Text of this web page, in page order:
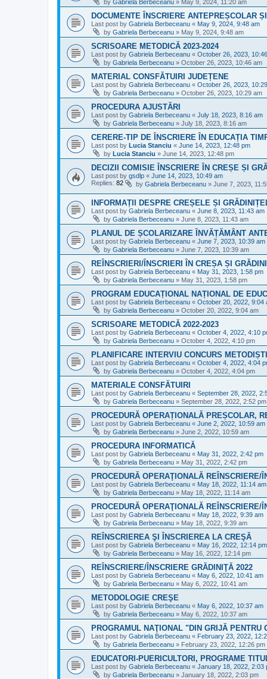
by Gabriela Berbeceanu » May 9, 2024, 11:20 am
DOCUMENTE ÎNSCRIERE ANTEPREȘCOLAR
Last post by Gabriela Berbeceanu « May 9, 2024, 9:48 am
by Gabriela Berbeceanu » May 9, 2024, 9:48 am
SCRISOARE METODICĂ 2023-2024
Last post by Gabriela Berbeceanu « October 26, 2023,
by Gabriela Berbeceanu » October 26, 2023, 10:46 am
MATERIAL CONSFĂTUIRI JUDEȚENE
Last post by Gabriela Berbeceanu « October 26, 2023,
by Gabriela Berbeceanu » October 26, 2023, 10:29 am
PROCEDURA AJUSTĂRI
Last post by Gabriela Berbeceanu « July 18, 2023, 8:16 am
by Gabriela Berbeceanu » July 18, 2023, 8:16 am
CERERE-TIP DE ÎNSCRIERE ÎN EDUCAȚIA
Last post by Lucia Stanciu « June 14, 2023, 12:48 pm
by Lucia Stanciu » June 14, 2023, 12:48 pm
DECIZII COMISIE ÎNSCRIERE ÎN CREȘE ȘI
Last post by gsdlp « June 14, 2023, 10:49 am
Replies: 82 by Gabriela Berbeceanu » June 7, 2023,
INFORMAȚII DESPRE CREȘELE ȘI
Last post by Gabriela Berbeceanu « June 8, 2023, 11:43 am
by Gabriela Berbeceanu » June 8, 2023, 11:43 am
PLANUL DE ȘCOLARIZARE ÎNVĂȚĂMÂNT
Last post by Gabriela Berbeceanu « June 7, 2023, 10:39 am
by Gabriela Berbeceanu » June 7, 2023, 10:39 am
REÎNSCRIERI/ÎNSCRIERI ÎN CREȘA ȘI
Last post by Gabriela Berbeceanu « May 31, 2023, 1:58 pm
by Gabriela Berbeceanu » May 31, 2023, 1:58 pm
PROGRAM EDUCAȚIONAL NAȚIONAL DE
Last post by Gabriela Berbeceanu « October 20, 2022, 9:04
by Gabriela Berbeceanu » October 20, 2022, 9:04 am
SCRISOARE METODICĂ 2022-2023
Last post by Gabriela Berbeceanu « October 4, 2022, 4:10
by Gabriela Berbeceanu » October 4, 2022, 4:10 pm
PLANIFICARE INTERVIU CONCURS
Last post by Gabriela Berbeceanu « October 4, 2022, 4:04
by Gabriela Berbeceanu » October 4, 2022, 4:04 pm
MATERIALE CONSFĂTUIRI
Last post by Gabriela Berbeceanu « September 28, 2022,
by Gabriela Berbeceanu » September 28, 2022, 2:52 pm
PROCEDURĂ OPERAȚIONALĂ PREȘCOLAR,
Last post by Gabriela Berbeceanu « June 2, 2022, 10:59 am
by Gabriela Berbeceanu » June 2, 2022, 10:59 am
PROCEDURA INFORMATICĂ
Last post by Gabriela Berbeceanu « May 31, 2022, 2:42 pm
by Gabriela Berbeceanu » May 31, 2022, 2:42 pm
PROCEDURĂ OPERAŢIONALĂ REÎNSCRIERE/
Last post by Gabriela Berbeceanu « May 18, 2022, 11:14 am
by Gabriela Berbeceanu » May 18, 2022, 11:14 am
PROCEDURĂ OPERAŢIONALĂ REÎNSCRIERE/
Last post by Gabriela Berbeceanu « May 18, 2022, 9:39 am
by Gabriela Berbeceanu » May 18, 2022, 9:39 am
REÎNSCRIEREA ŞI ÎNSCRIEREA LA CREŞĂ
Last post by Gabriela Berbeceanu « May 16, 2022, 12:14 pm
by Gabriela Berbeceanu » May 16, 2022, 12:14 pm
REÎNSCRIERE/ÎNSCRIERE GRĂDINIŢĂ 2022
Last post by Gabriela Berbeceanu « May 6, 2022, 10:41 am
by Gabriela Berbeceanu » May 6, 2022, 10:41 am
METODOLOGIE CREŞE
Last post by Gabriela Berbeceanu « May 6, 2022, 10:37 am
by Gabriela Berbeceanu » May 6, 2022, 10:37 am
PROGRAMUL NAŢIONAL "DIN GRIJĂ PENTRU
Last post by Gabriela Berbeceanu « February 23, 2022,
by Gabriela Berbeceanu » February 23, 2022, 12:26 pm
EDUCATORI-PUERICULTORI, PROGRAME
Last post by Gabriela Berbeceanu « January 18, 2022, 2:03
by Gabriela Berbeceanu » January 18, 2022, 2:03 pm